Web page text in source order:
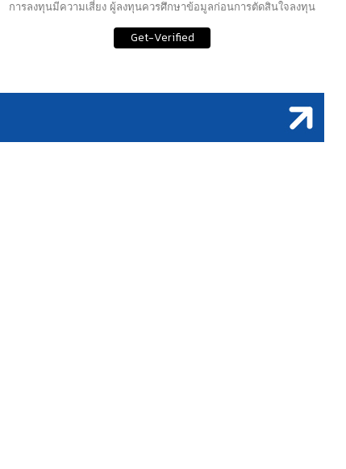
การลงทุนมีความเสี่ยง ผู้ลงทุนควรศึกษาข้อมูลก่อนการตัดสินใจลงทุน
Get-Verified